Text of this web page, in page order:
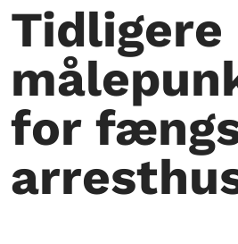
Tidligere
for